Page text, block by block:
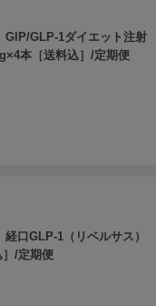
GIP/GLP-1ダイエット注射
本［送料込］/定期便
経口GLP-1（リベルサス）
/定期便